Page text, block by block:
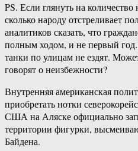
PS. Если глянуть на
сколько народу отстреливает
аналитиков сказать, что
полным ходом, и не первый
танки по улицам не ездят.
говорят о неизбежности?
Внутренняя американская
приобретать нотки
США на Аляске официально
территории фигурки,
Байдена.